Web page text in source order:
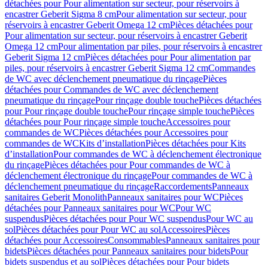
détachées pour Pour alimentation sur secteur, pour réservoirs à
encastrer Geberit Sigma 8 cmPour alimentation sur secteur, pour
réservoirs à encastrer Geberit Omega 12 cmPièces détachées pour
Pour alimentation sur secteur, pour réservoirs à encastrer Geberit
Omega 12 cmPour alimentation par piles, pour réservoirs à encastrer
Geberit Sigma 12 cmPièces détachées pour Pour alimentation par
piles, pour réservoirs à encastrer Geberit Sigma 12 cmCommandes
de WC avec déclenchement pneumatique du rinçagePièces
détachées pour Commandes de WC avec déclenchement
pneumatique du rinçagePour rinçage double touchePièces détachées
pour Pour rinçage double touchePour rinçage simple touchePièces
détachées pour Pour rinçage simple toucheAccessoires pour
commandes de WCPièces détachées pour Accessoires pour
commandes de WCKits d’installationPièces détachées pour Kits
d’installationPour commandes de WC à déclenchement électronique
du rinçagePièces détachées pour Pour commandes de WC à
déclenchement électronique du rinçagePour commandes de WC à
déclenchement pneumatique du rinçageRaccordementsPanneaux
sanitaires Geberit MonolithPanneaux sanitaires pour WCPièces
détachées pour Panneaux sanitaires pour WCPour WC
suspendusPièces détachées pour Pour WC suspendusPour WC au
solPièces détachées pour Pour WC au solAccessoiresPièces
détachées pour AccessoiresConsommablesPanneaux sanitaires pour
bidetsPièces détachées pour Panneaux sanitaires pour bidetsPour
bidets suspendus et au solPièces détachées pour Pour bidets